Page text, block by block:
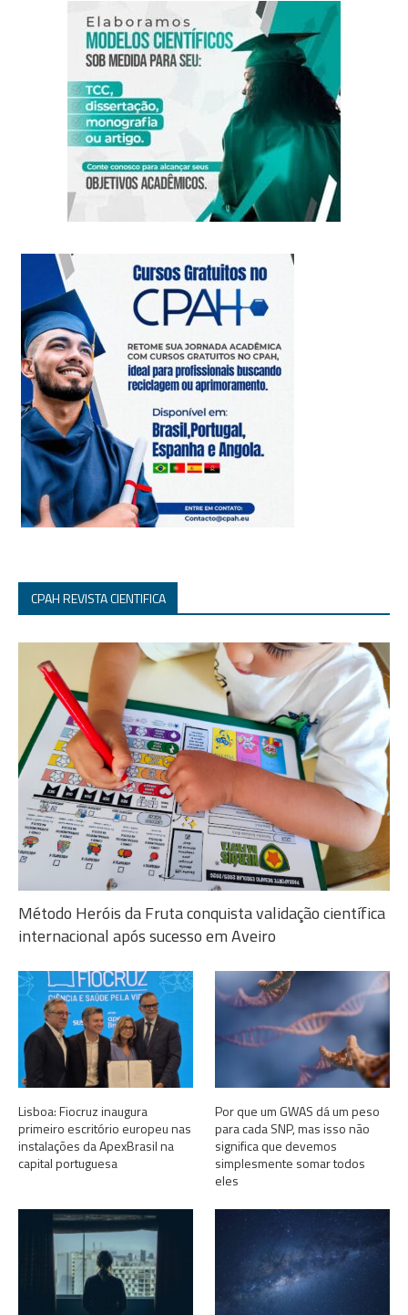
CPAH REVISTA CIENTIFICA
Método Heróis da Fruta conquista validação científica
internacional após sucesso em Aveiro
Lisboa: Fiocruz inaugura
primeiro escritório europeu nas
instalações da ApexBrasil na
capital portuguesa
Por que um GWAS dá um peso
para cada SNP, mas isso não
significa que devemos
simplesmente somar todos
eles